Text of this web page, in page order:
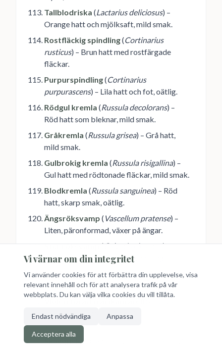
Tallblodriska (Lactarius deliciosus) –
Orange hatt och mjölksaft, mild smak.
Rostfläckig spindling(Cortinarius
rusticus) – Brun hatt med rostfärgade
fläckar.
Purpurspindling(Cortinarius
purpurascens) – Lila hatt och fot, oätlig.
Rödgul kremla (Russula decolorans) –
Röd hatt som bleknar, mild smak.
Gråkremla (Russula grisea) – Grå hatt,
mild smak.
Gulbrokig kremla (Russula risigallina) –
Gul hatt med rödtonade fläckar, mild smak.
Blodkremla (Russula sanguinea) – Röd
hatt, skarp smak, oätlig.
Ängsröksvamp ( Vascellum pratense) –
Liten, päronformad, växer på ängar.
Stor röksvamp(Calvatia gigantea) – Kan
bli stor som en fotboll, ätlig när ung.
Björkriska( Lactarius torminosus) – Rosa
hatt med hårig kant, skarp smak, oätlig.
Violettfotad trattkantarell
nuda var. amethystina) – Violett fot, mild
smak.
Skäggriska
Vi värnar om din integritet
Vi använder cookies för att förbättra din upplevelse, visa
relevant innehåll och för att analysera trafik på vår
webbplats. Du kan välja vilka cookies du vill tillåta.
Endast nödvändiga Anpassa
Acceptera alla